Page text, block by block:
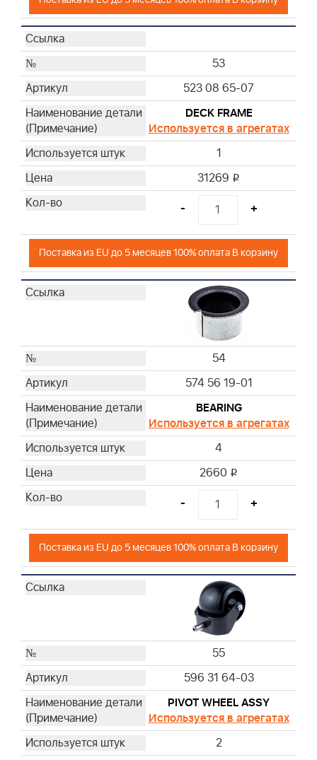
53
523 08 65-07
DECK FRAME
Используется в агрегатах
1
31269 i
- +
Поставка из EU до 5 месяцев 100% оплата В корзину
54
574 56 19-01
BEARING
Используется в агрегатах
4
2660 i
- +
Поставка из EU до 5 месяцев 100% оплата В корзину
55
596 31 64-03
PIVOT WHEEL ASSY
Используется в агрегатах
2